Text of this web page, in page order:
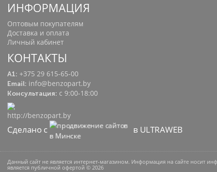
ИНФОРМАЦИЯ
Оптовым покупателям
Доставка и оплата
Личный кабинет
КОНТАКТЫ
A1: +375 29 615-65-00
Email: info@benzopart.by
Консультация: с 9:00-18:00
Сделано с в ULTRAWEB
Данный сайт не является интернет-магазином. Информация на сайте носит
является публичной офертой © 2026